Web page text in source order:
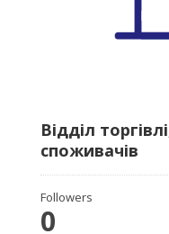
Відділ
споживачів
Followers
0